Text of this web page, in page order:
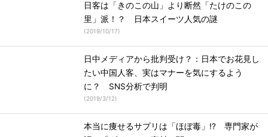
日客は「きのこの山」より断然「たけのこの
里」派！？ 日本スイーツ人気の謎
(2019/10/17)
日中メディアから批判受け？：日本でお花見し
たい中国人客、実はマナーを気にするよう
に？ SNS分析で判明
(2019/3/12)
本当に痩せるサプリは「ほぼ毒」!? 専門家が